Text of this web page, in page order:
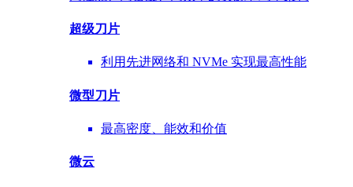
超级刀片
利用先进网络和 NVMe 实现最高性能
微型刀片
最高密度、能效和价值
微云